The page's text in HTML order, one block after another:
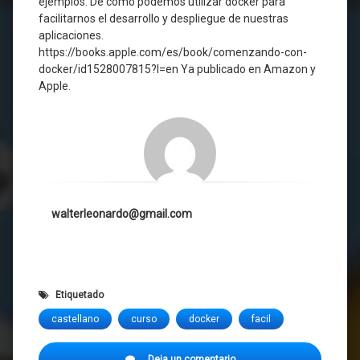
facilitarnos el desarrollo y despliegue de nuestras
aplicaciones.
https://books.apple.com/es/book/comenzando-con-
docker/id1528007815?l=en Ya publicado en Amazon y
Apple.
walterleonardo@gmail.com
Etiquetado
castellano curso docker facil